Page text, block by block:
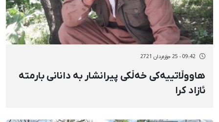
09:42 - 25 جۆزەردان 2721
هاووڵاتییەکی خەڵکی پیرانشار بە دانانی بارمتە
ئازاد کرا